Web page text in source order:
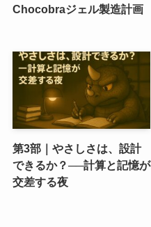
Chocobraジェル製造計画
第3部｜やさしさは、設計
できるか？──計算と記憶が
交差する夜